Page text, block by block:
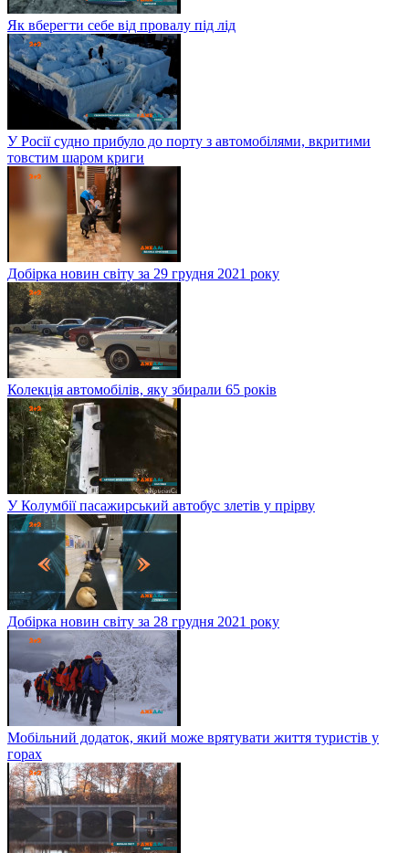
Як вберегти себе від провалу під лід
У Росії судно прибуло до порту з автомобілями, вкритими
товстим шаром криги
Добірка новин світу за 29 грудня 2021 року
Колекція автомобілів, яку збирали 65 років
У Колумбії пасажирський автобус злетів у прірву
Добірка новин світу за 28 грудня 2021 року
Мобільний додаток, який може врятувати життя туристів у
горах